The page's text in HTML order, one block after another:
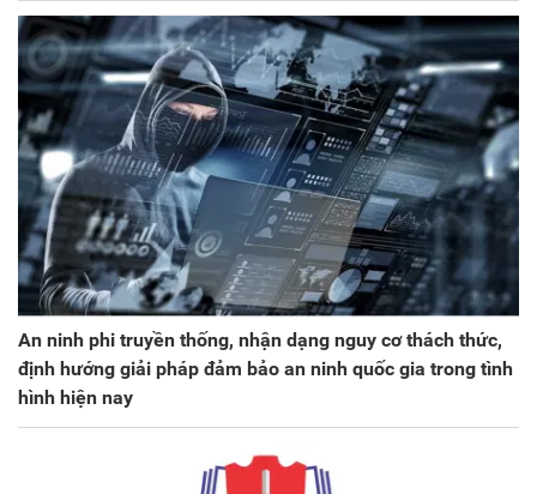
An ninh phi truyền thống, nhận dạng nguy cơ thách thức,
định hướng giải pháp đảm bảo an ninh quốc gia trong tình
hình hiện nay